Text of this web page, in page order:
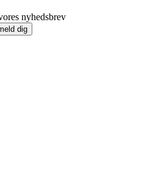
nyhedsbrev
dig